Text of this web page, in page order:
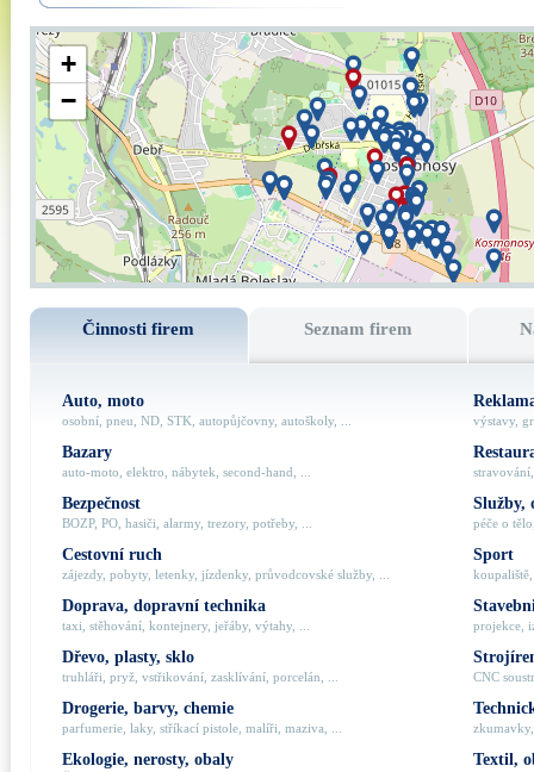
+
−
Činnosti firem Seznam firem
Auto, moto
osobní, pneu, ND, STK, autopůjčovny, autoškoly, ...
Bazary
auto-moto, elektro, nábytek, second-hand, ...
Bezpečnost
BOZP, PO, hasiči, alarmy, trezory, potřeby, ...
Cestovní ruch
zájezdy, pobyty, letenky, jízdenky, průvodcovské služby, ...
Doprava, dopravní technika
taxi, stěhování, kontejnery, jeřáby, výtahy, ...
Dřevo, plasty, sklo
truhláři, pryž, vstřikování, zasklívání, porcelán, ...
Drogerie, barvy, chemie
parfumerie, laky, stříkací pistole, malíři, maziva, ...
Ekologie, nerosty, obaly
výstavy,
Služby,
péče o
Sport
projekce,
CNC
Textil,